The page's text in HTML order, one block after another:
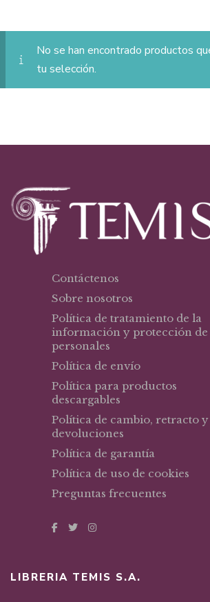
No se han encontrado productos
tu selección.
Contáctenos
Sobre nosotros
Política de tratamiento de la
información y protección de
personales
Política de envío
Política para productos
descargables
Política de cambio, retracto y
devoluciones
Política de garantía
Política de uso de cookies
Preguntas frecuentes
LIBRERIA TEMIS S.A.